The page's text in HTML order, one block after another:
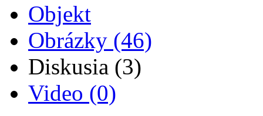
Objekt
Obrázky (46)
Diskusia (3)
Video (0)